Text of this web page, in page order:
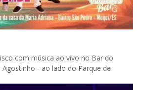
com música ao vivo no Bar do
- ao lado do Parque de